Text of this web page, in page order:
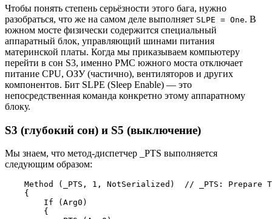
Чтобы понять степень серьёзности этого бага, нужно
разобраться, что же на самом деле выполняет SLPE = One. В
южном мосте физически содержится специальный
аппаратный блок, управляющий шинами питания
материнской платы. Когда мы приказываем компьютеру
перейти в сон S3, именно PMC южного моста отключает
питание CPU, ОЗУ (частично), вентиляторов и других
компонентов. Бит SLPE (Sleep Enable) — это
непосредственная команда конкретно этому аппаратному
блоку.
S3 (глубокий сон) и S5 (выключение)
Мы знаем, что метод-диспетчер _PTS выполняется
следующим образом:
Method (_PTS, 1, NotSerialized)  // _PTS: Prepare
    {
        If (Arg0)
        {